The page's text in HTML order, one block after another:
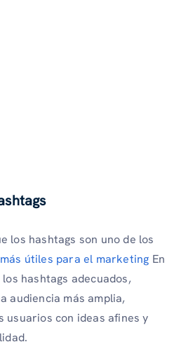
los hashtags son uno de los
útiles para el marketing En
hashtags adecuados,
audiencia más amplia,
usuarios con ideas afines y